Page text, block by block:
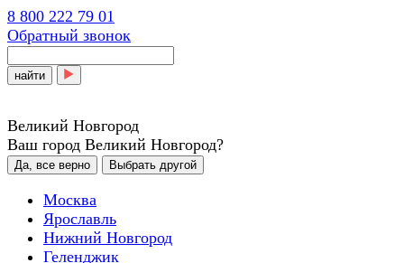
8 800 222 79 01
Обратный звонок
найти
Великий Новгород
Ваш город Великий Новгород?
Да, все верно Выбрать другой
Москва
Ярославль
Нижний Новгород
Геленджик